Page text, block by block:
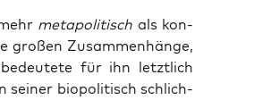
meta­po­li­tisch als kon­
gro­ßen Zusam­men­hän­ge,
für ihn letzt­lich
sei­ner bio­po­li­tisch schlich­